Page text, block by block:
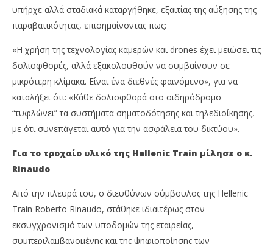
υπήρχε αλλά σταδιακά καταργήθηκε, εξαιτίας της αύξησης της
παραβατικότητας, επισημαίνοντας πως:
«Η χρήση της τεχνολογίας καμερών και drones έχει μειώσει τις
δολιοφθορές, αλλά εξακολουθούν να συμβαίνουν σε
μικρότερη κλίμακα. Είναι ένα διεθνές φαινόμενο», για να
καταλήξει ότι: «Κάθε δολιοφθορά στο σιδηρόδρομο
“τυφλώνει” τα συστήματα σηματοδότησης και τηλεδιοίκησης,
με ότι συνεπάγεται αυτό για την ασφάλεια του δικτύου».
Για το τροχαίο υλικό της Hellenic Train μίλησε ο κ.
Rinaudo
Από την πλευρά του, ο διευθύνων σύμβουλος της Hellenic
Train Roberto Rinaudo, στάθηκε ιδιαιτέρως στον
εκσυγχρονισμό των υποδομών της εταιρείας,
συμπεριλαμβανομένης και της ψηφιοποίησης των